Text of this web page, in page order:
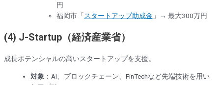
円
福岡市「 スタートアップ助成金 」→ 最大300万円
(4) J-Startup（経済産業省）
成長ポテンシャルの高いスタートアップを支援。
対象 ：AI、ブロックチェーン、FinTechなど先端技術を用い